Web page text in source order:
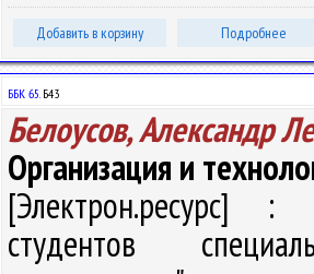
Добавить в корзину Подробнее
ББК 65.Б43
Белоусов, Александр
Организация и
[Электрон.ресурс] :
студентов